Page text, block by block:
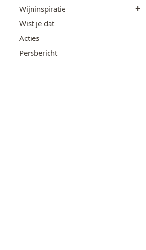
Wijninspiratie +
Wist je dat
Acties
Persbericht